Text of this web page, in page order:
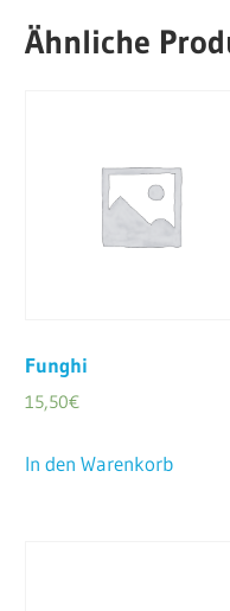
Ähnliche
Funghi
15,50€
In den Warenkorb